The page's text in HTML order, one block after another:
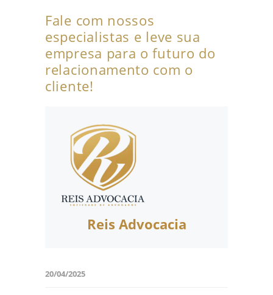
Fale com nossos
especialistas e leve sua
empresa para o futuro do
relacionamento com o
cliente!
Reis Advocacia
20/04/2025